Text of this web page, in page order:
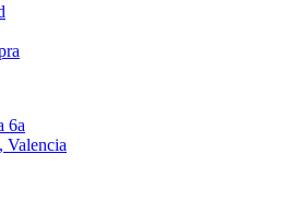
6a
Valencia